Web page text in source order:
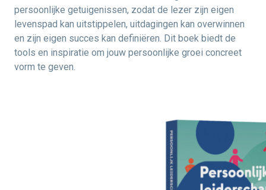
persoonlijke getuigenissen, zodat de lezer zijn eigen
levenspad kan uitstippelen, uitdagingen kan overwinnen
en zijn eigen succes kan definiëren. Dit boek biedt de
tools en inspiratie om jouw persoonlijke groei concreet
vorm te geven.